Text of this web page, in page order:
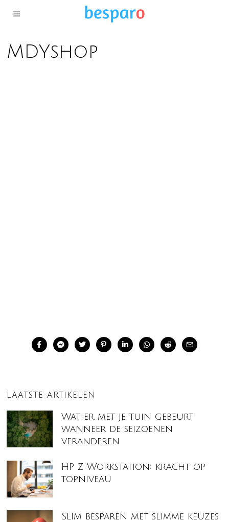
MDYshop
LAATSTE ARTIKELEN
Wat er met je tuin gebeurt
wanneer de seizoenen
veranderen
HP Z Workstation: kracht op
topniveau
Slim besparen met slimme keuzes